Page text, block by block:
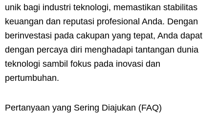
unik bagi industri teknologi, memastikan stabilitas
keuangan dan reputasi profesional Anda. Dengan
berinvestasi pada cakupan yang tepat, Anda dapat
dengan percaya diri menghadapi tantangan dunia
teknologi sambil fokus pada inovasi dan
pertumbuhan.
Pertanyaan yang Sering Diajukan (FAQ)